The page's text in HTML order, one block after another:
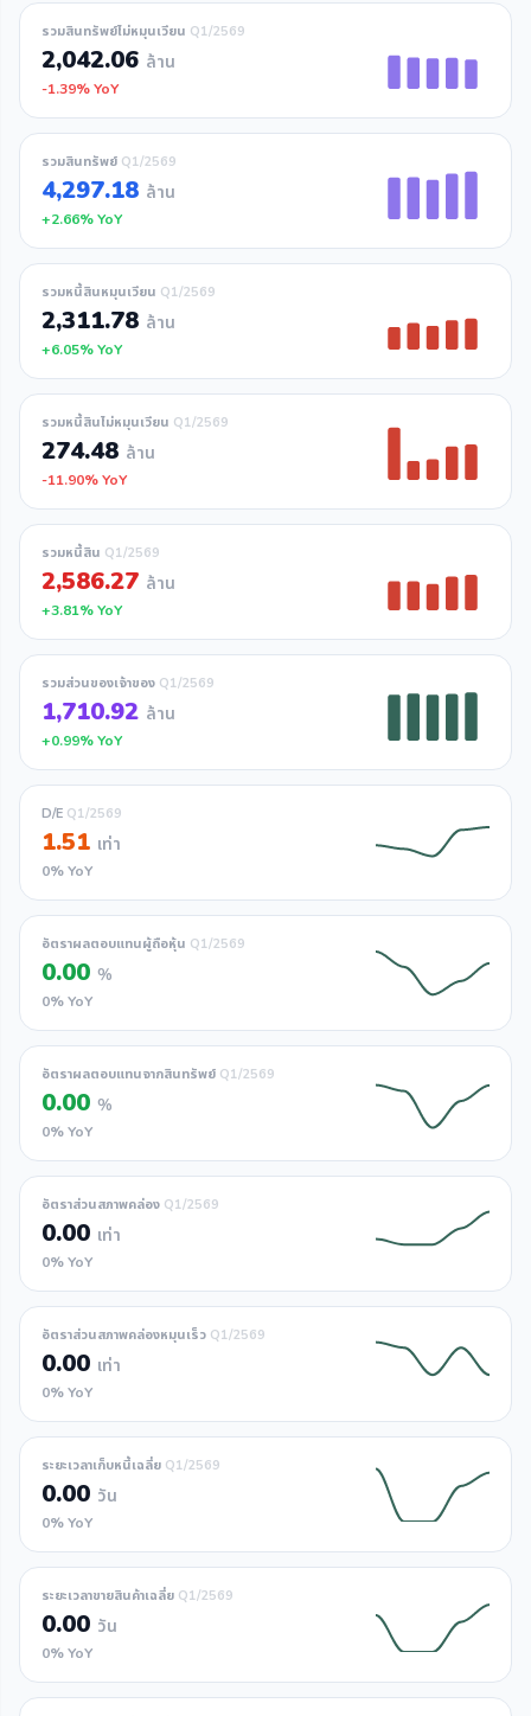
รวมสินทรัพย์ไม่หมุนเวียน Q1/2569
2,042.06 ล้าน
-1.39% YoY
รวมสินทรัพย์ Q1/2569
4,297.18 ล้าน
+2.66% YoY
รวมหนี้สินหมุนเวียน Q1/2569
2,311.78 ล้าน
+6.05% YoY
รวมหนี้สินไม่หมุนเวียน Q1/2569
274.48 ล้าน
-11.90% YoY
รวมหนี้สิน Q1/2569
2,586.27 ล้าน
+3.81% YoY
รวมส่วนของเจ้าของ Q1/2569
1,710.92 ล้าน
+0.99% YoY
D/E Q1/2569
1.51 เท่า
0% YoY
อัตราผลตอบแทนผู้ถือหุ้น Q1/2569
0.00 %
0% YoY
อัตราผลตอบแทนจากสินทรัพย์ Q1/2569
0.00 %
0% YoY
อัตราส่วนสภาพคล่อง Q1/2569
0.00 เท่า
0% YoY
อัตราส่วนสภาพคล่องหมุนเร็ว Q1/2569
0.00 เท่า
0% YoY
ระยะเวลาเก็บหนี้เฉลี่ย Q1/2569
0.00 วัน
0% YoY
ระยะเวลาขายสินค้าเฉลี่ย Q1/2569
0.00 วัน
0% YoY